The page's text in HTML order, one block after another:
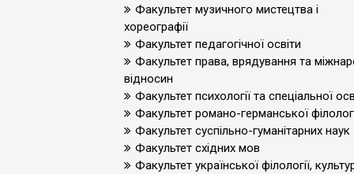
Факультет музичного мистецтва і
хореографії
Факультет педагогічної освіти
Факультет права, врядування та
відносин
Факультет психології та спеціальної
Факультет романо-германської
Факультет суспільно-гуманітарних наук
Факультет східних мов
Факультет української філології,